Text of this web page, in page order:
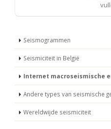
Seismogrammen
Seismiciteit in België
Internet macroseismische
Andere types van seismische
Wereldwijde seismiciteit